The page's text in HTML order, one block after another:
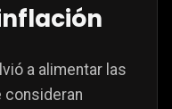
a alimentar las